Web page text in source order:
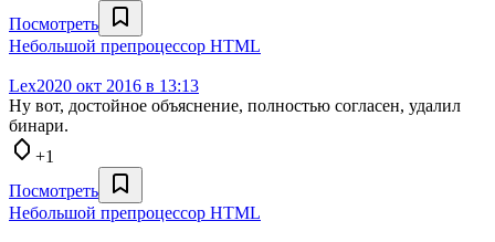
Посмотреть
Небольшой препроцессор HTML
Lex2020 окт 2016 в 13:13
Ну вот, достойное объяснение, полностью согласен, удалил
бинари.
+1
Посмотреть
Небольшой препроцессор HTML